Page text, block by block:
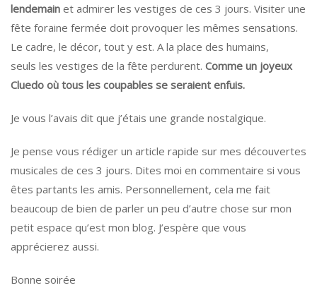
lendemain et admirer les vestiges de ces 3 jours. Visiter une
fête foraine fermée doit provoquer les mêmes sensations.
Le cadre, le décor, tout y est. A la place des humains,
seuls les vestiges de la fête perdurent. Comme un joyeux
Cluedo où tous les coupables se seraient enfuis.
Je vous l’avais dit que j’étais une grande nostalgique.
Je pense vous rédiger un article rapide sur mes découvertes
musicales de ces 3 jours. Dites moi en commentaire si vous
êtes partants les amis. Personnellement, cela me fait
beaucoup de bien de parler un peu d’autre chose sur mon
petit espace qu’est mon blog. J’espère que vous
apprécierez aussi.
Bonne soirée